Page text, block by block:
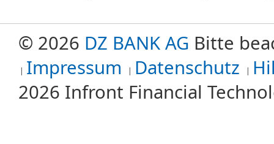
© 2026 DZ BANK AG Bitte
Impressum
Datenschutz
2026 Infront Financial